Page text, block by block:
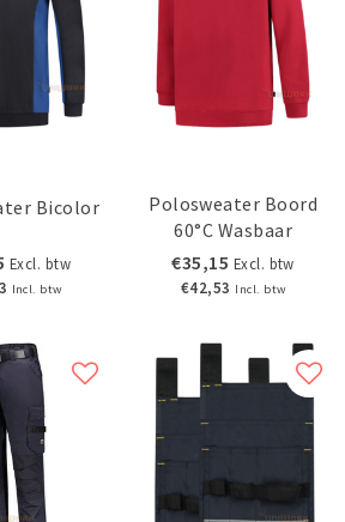
Bicolor
Excl. btw
Incl. btw
Polosweater Boord
60°C Wasbaar
€35,15 Excl. btw
€42,53 Incl. btw